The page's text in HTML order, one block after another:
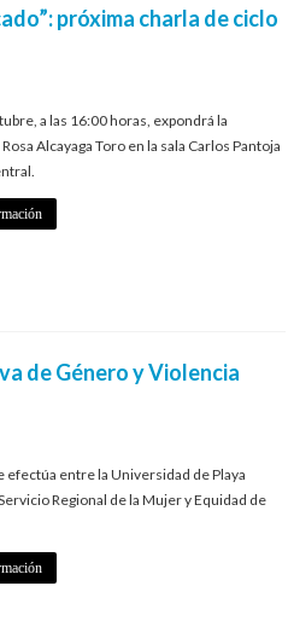
próxima charla de ciclo
a las 16:00 horas, expondrá la
Alcayaga Toro en la sala Carlos Pantoja
de Género y Violencia
efectúa entre la Universidad de Playa
Regional de la Mujer y Equidad de